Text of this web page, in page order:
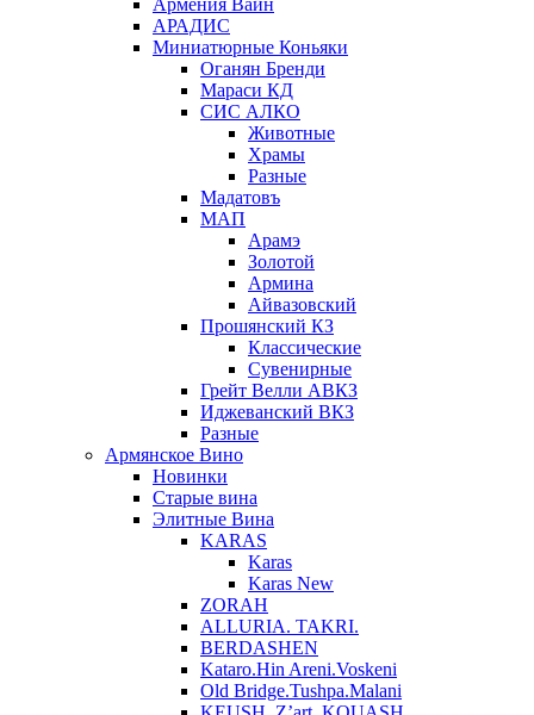
Армения Вайн
АРАДИС
Миниатюрные Коньяки
Оганян Бренди
Мараси КД
СИС АЛКО
Животные
Храмы
Разные
Мадатовъ
МАП
Арамэ
Золотой
Армина
Айвазовский
Прошянский КЗ
Классические
Сувенирные
Грейт Велли АВКЗ
Иджеванский ВКЗ
Разные
Армянское Вино
Новинки
Старые вина
Элитные Вина
KARAS
Karas
Karas New
ZORAH
ALLURIA. TAKRI.
BERDASHEN
Kataro.Hin Areni.Voskeni
Old Bridge.Tushpa.Malani